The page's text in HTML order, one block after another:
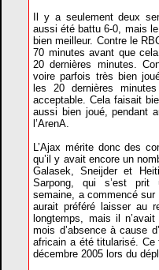
Il y a seulement deux
aussi été battu 6-0, mais
bien meilleur. Contre le
70 minutes avant que
20 dernières minutes.
voire parfois très bien
les 20 dernières
acceptable. Cela faisait
aussi bien joué, pendant
l’ArenA.
L’Ajax mérite donc des
qu’il y avait encore un
Galasek, Sneijder et
Sarpong, qui s’est prit
semaine, a commencé
aurait préféré laisser au
longtemps, mais il
mois d’absence à cause
africain a été titularisé. Ce
décembre 2005 lors du